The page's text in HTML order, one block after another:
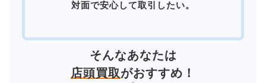
対面で安心して取引したい。
そんなあなたは
店頭買取がおすすめ！